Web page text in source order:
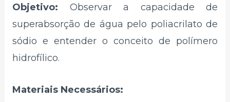
Objetivo: Observar a capacidade de
superabsorção de água pelo poliacrilato de
sódio e entender o conceito de polímero
hidrofílico.
Materiais Necessários: